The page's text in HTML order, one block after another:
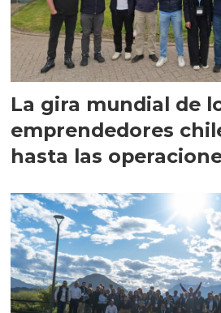
La gira mundial de
emprendedores
hasta las